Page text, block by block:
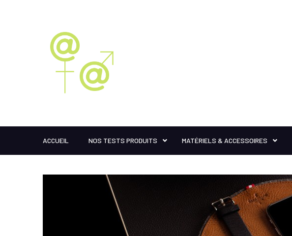
ACCUEIL NOS TESTS PRODUITS MATÉRIELS & ACCESSOIRES